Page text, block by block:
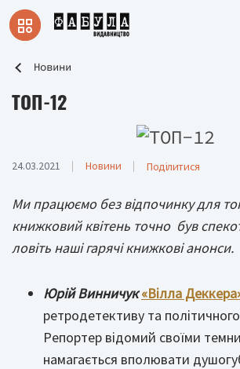
Новини
ТОП-12
24.03.2021 Новини Поділитися
Ми працюємо без відпочинку для
книжковий квітень точно був
ловіть наші гарячі книжкові анонси.
Юрій Винничук «Вілла
ретродетективу та
Репортер відомий своїми
намагається вполювати